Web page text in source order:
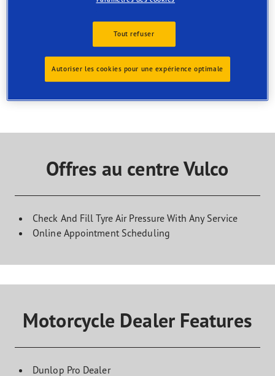
centre pour organiser votre rendez-vous
Offres au centre Vulco
Check And Fill Tyre Air Pressure With Any Service
Online Appointment Scheduling
Motorcycle Dealer Features
Dunlop Pro Dealer
Tout refuser
Autoriser les cookies pour une expérience optimale